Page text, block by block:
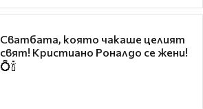
Сватбата, която чакаше целият
свят! Кристиано Роналдо се жени!
💍🍾